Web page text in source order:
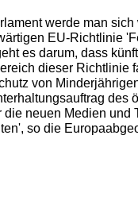
werde man
EU-Richtlinie
es darum, dass
dieser Richtlinie
von
des
die neuen Medien und
so die